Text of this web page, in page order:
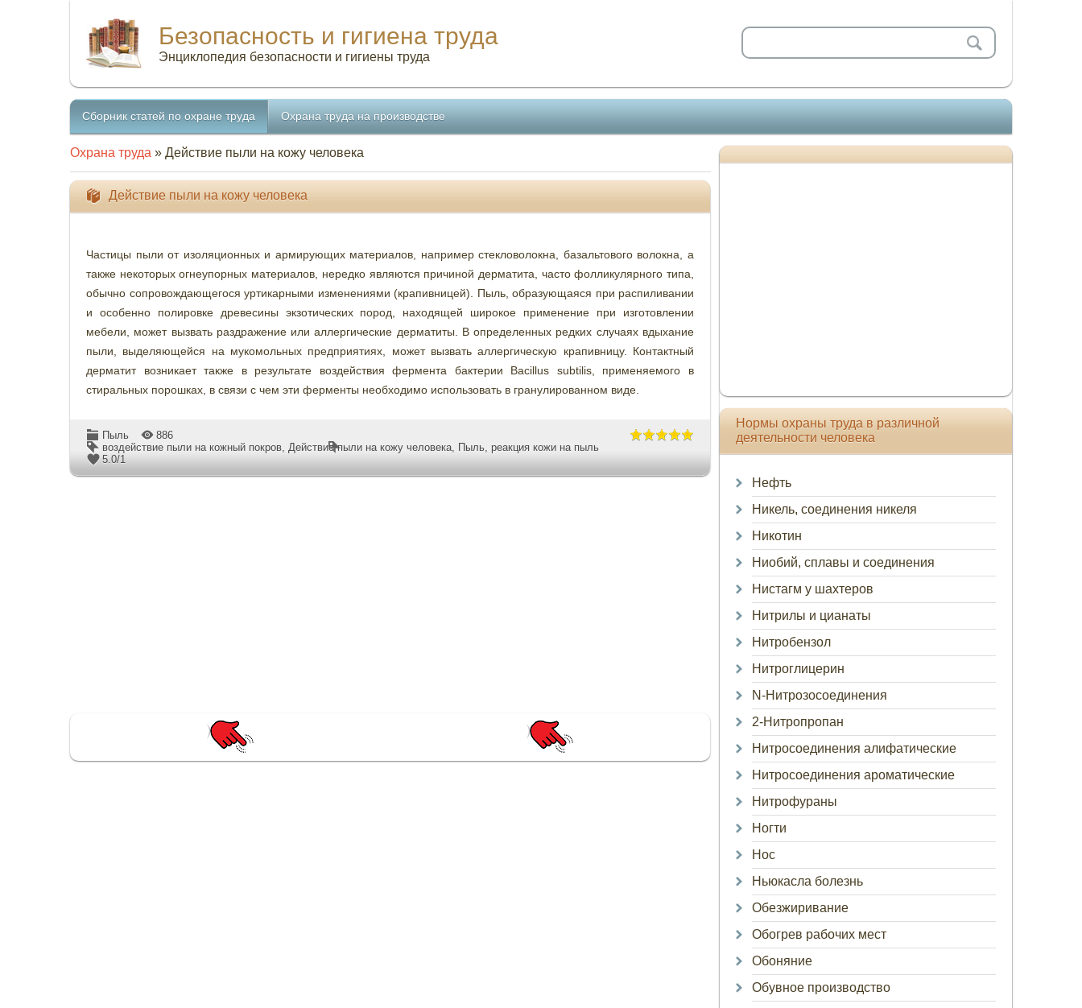
Безопасность и гигиена труда
Энциклопедия безопасности и гигиены труда
Сборник статей по охране труда Охрана труда на производстве
Охрана труда » Действие пыли на кожу человека
Действие пыли на кожу человека
Частицы пыли от изоляционных и армирующих материалов, например стекловолокна, базальтового волокна, а
также некоторых огнеупорных материалов, нередко являются причиной дерматита, часто фолликулярного типа,
обычно сопровождающегося уртикарными изменениями (крапивницей). Пыль, образующаяся при распиливании
и особенно полировке древесины экзотических пород, находящей широкое применение при изготовлении
мебели, может вызвать раздражение или аллергические дерматиты. В определенных редких случаях вдыхание
пыли, выделяющейся на мукомольных предприятиях, может вызвать аллергическую крапивницу. Контактный
дерматит возникает также в результате воздействия фермента бактерии Bacillus subtilis, применяемого в
стиральных порошках, в связи с чем эти ферменты необходимо использовать в гранулированном виде.
Пыль
886
воздействие пыли на кожный покров, Действие пыли на кожу человека, Пыль, реакция кожи на пыль
5.0/1
Нормы охраны труда в различной
деятельности человека
Нефть
Никель, соединения никеля
Никотин
Ниобий, сплавы и соединения
Нистагм у шахтеров
Нитрилы и цианаты
Нитробензол
Нитроглицерин
N-Нитрозосоединения
2-Нитропропан
Нитросоединения алифатические
Нитросоединения ароматические
Нитрофураны
Ногти
Нос
Ньюкасла болезнь
Обезжиривание
Обогрев рабочих мест
Обоняние
Обувное производство